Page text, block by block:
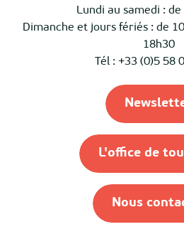
Lundi au samedi :
Dimanche et jours fériés : de
18h30
Tél : +33 (0)5 58
L'office de
Nous